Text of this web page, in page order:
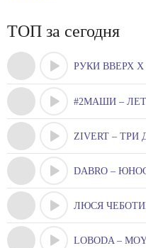
ТОП за сегодня
РУКИ ВВЕРХ X
#2МАШИ –
ZIVERT –
DABRO –
ЛЮСЯ
LOBODA –